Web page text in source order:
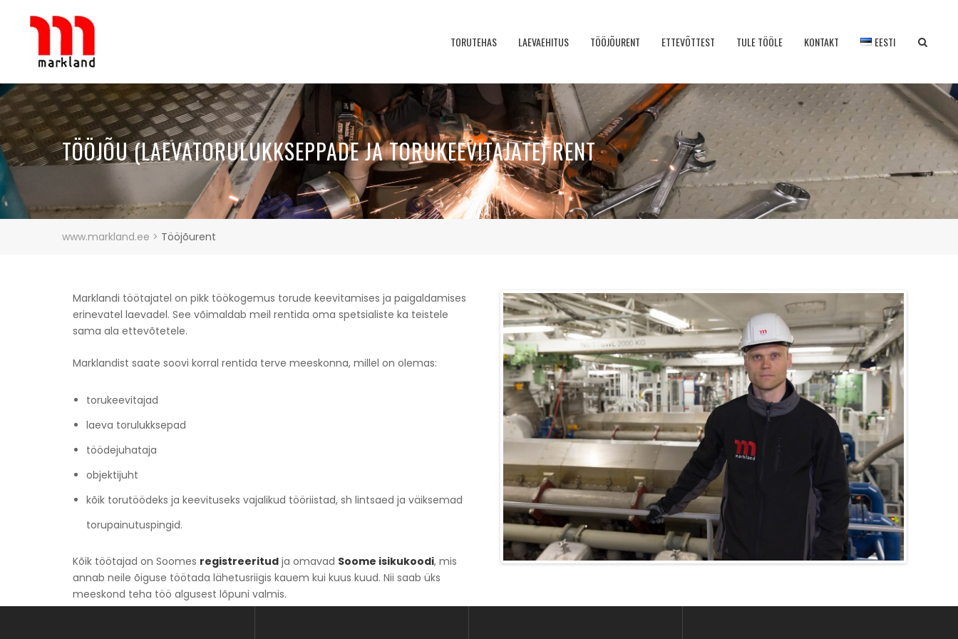
TORUTEHAS LAEVAEHITUS TÖÖJÕURENT ETTEVÕTTEST TULE TÖÖLE KONTAKT EESTI
TÖÖJÕU (LAEVATORULUKKSEPPADE JA TORUKEEVITAJATE) RENT
www.markland.ee > Tööjõurent
Marklandi töötajatel on pikk töökogemus torude keevitamises ja paigaldamises
erinevatel laevadel. See võimaldab meil rentida oma spetsialiste ka teistele
sama ala ettevõtetele.
Marklandist saate soovi korral rentida terve meeskonna, millel on olemas:
torukeevitajad
laeva torulukksepad
töödejuhataja
objektijuht
kõik torutöödeks ja keevituseks vajalikud tööriistad, sh lintsaed ja väiksemad
torupainutuspingid.
Kõik töötajad on Soomes registreeritud ja omavad Soome isikukoodi, mis
annab neile õiguse töötada lähetusriigis kauem kui kuus kuud. Nii saab üks
meeskond teha töö algusest lõpuni valmis.